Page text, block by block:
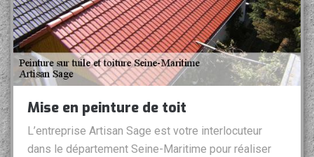
Mise en peinture de toit
L’entreprise Artisan Sage est votre interlocuteur
dans le département Seine-Maritime pour réaliser